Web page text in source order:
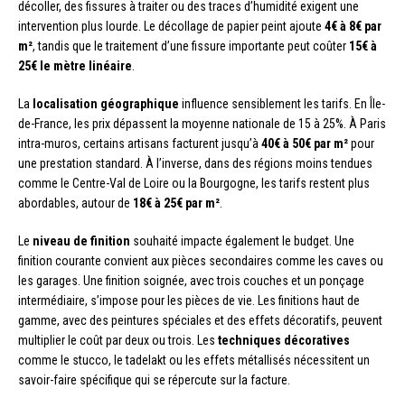
décoller, des fissures à traiter ou des traces d’humidité exigent une
intervention plus lourde. Le décollage de papier peint ajoute 4€ à 8€ par
m², tandis que le traitement d’une fissure importante peut coûter 15€ à
25€ le mètre linéaire
La localisation géographique influence sensiblement les tarifs. En Île-
de-France, les prix dépassent la moyenne nationale de 15 à 25%. À Paris
intra-muros, certains artisans facturent jusqu’à 40€ à 50€ par m²pour
une prestation standard. À l’inverse, dans des régions moins tendues
comme le Centre-Val de Loire ou la Bourgogne, les tarifs restent plus
abordables, autour de 18€ à 25€ par m²
Le niveau de finition souhaité impacte également le budget. Une
finition courante convient aux pièces secondaires comme les caves ou
les garages. Une finition soignée, avec trois couches et un ponçage
intermédiaire, s’impose pour les pièces de vie. Les finitions haut de
gamme, avec des peintures spéciales et des effets décoratifs, peuvent
multiplier le coût par deux ou trois. Les techniques décoratives
comme le stucco, le tadelakt ou les effets métallisés nécessitent un
savoir-faire spécifique qui se répercute sur la facture.